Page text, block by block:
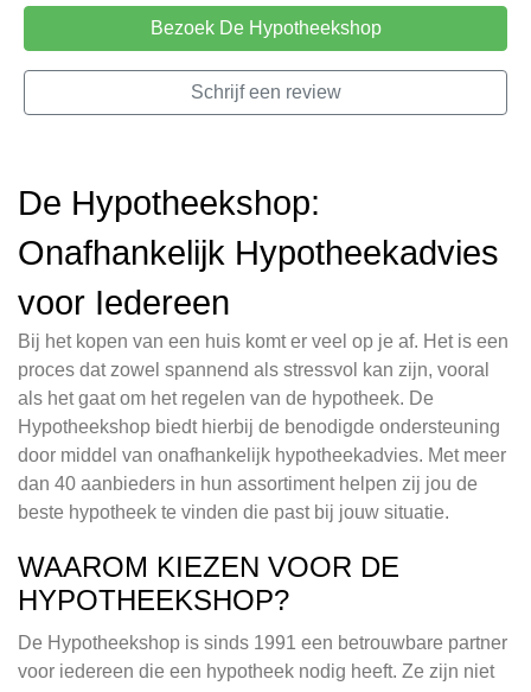
Bezoek De Hypotheekshop
Schrijf een review
De Hypotheekshop:
Onafhankelijk Hypotheekadvies
voor Iedereen
Bij het kopen van een huis komt er veel op je af. Het is een
proces dat zowel spannend als stressvol kan zijn, vooral
als het gaat om het regelen van de hypotheek. De
Hypotheekshop biedt hierbij de benodigde ondersteuning
door middel van onafhankelijk hypotheekadvies. Met meer
dan 40 aanbieders in hun assortiment helpen zij jou de
beste hypotheek te vinden die past bij jouw situatie.
WAAROM KIEZEN VOOR DE
HYPOTHEEKSHOP?
De Hypotheekshop is sinds 1991 een betrouwbare partner
voor iedereen die een hypotheek nodig heeft. Ze zijn niet